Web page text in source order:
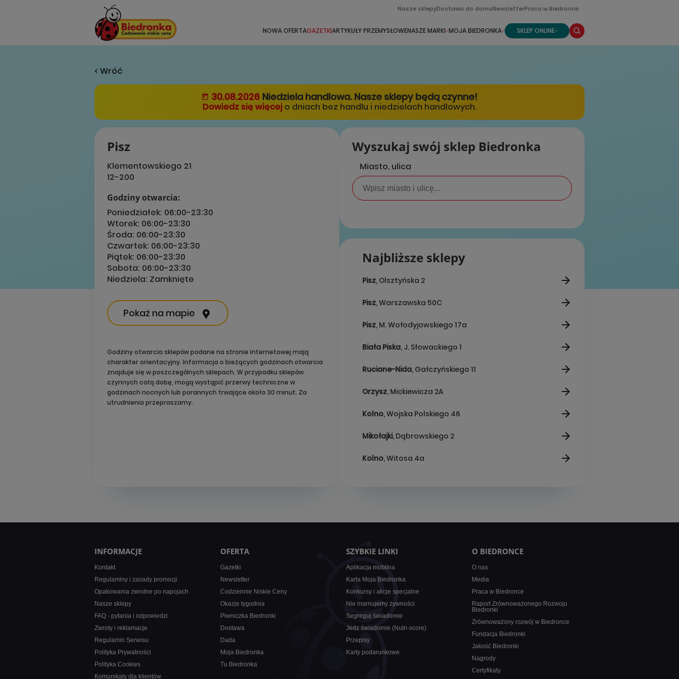
Nasze sklepyDostawa do domuNewsletterPraca w Biedronce
NOWA OFERTAGAZETKIARTYKUŁY PRZEMYSŁOWENASZE MARKI MOJA BIEDRONKA SKLEP ONLINE
< Wróć
30.08.2026 Niedziela handlowa. Nasze sklepy będą czynne!
Dowiedz się więcej o dniach bez handlu i niedzielach handlowych.
Pisz
Klementowskiego 21
12-200
Godziny otwarcia:
Poniedziałek: 06:00-23:30
Wtorek: 06:00-23:30
Środa: 06:00-23:30
Czwartek: 06:00-23:30
Piątek: 06:00-23:30
Sobota: 06:00-23:30
Niedziela: Zamknięte
Pokaż na mapie
Godziny otwarcia sklepów podane na stronie internetowej mają
charakter orientacyjny. Informacja o bieżących godzinach otwarcia
znajduje się w poszczególnych sklepach. W przypadku sklepów
czynnych całą dobę, mogą wystąpić przerwy techniczne w
godzinach nocnych lub porannych trwające około 30 minut. Za
utrudnienia przepraszamy.
Wyszukaj swój sklep Biedronka
Miasto, ulica
Najbliższe sklepy
Pisz, Olsztyńska 2
Pisz, Warszawska 50C
Pisz, M. Wołodyjowskiego 17a
Biała Piska, J. Słowackiego 1
Ruciane-Nida, Gałczyńskiego 11
Orzysz, Mickiewicza 2A
Kolno, Wojska Polskiego 46
Mikołajki, Dąbrowskiego 2
Kolno, Witosa 4a
INFORMACJE
Kontakt
Regulaminy i zasady promocji
Opakowania zwrotne po napojach
Nasze sklepy
FAQ - pytania i odpowiedzi
Zwroty i reklamacje
Regulamin Serwisu
Polityka Prywatności
Polityka Cookies
Komunikaty dla klientów
OFERTA
Gazetki
Newsletter
Codziennie Niskie Ceny
Okazje tygodnia
Piwniczka Biedronki
Dostawa
Dada
Moja Biedronka
Tu Biedronka
SZYBKIE LINKI
Aplikacja mobilna
Karta Moja Biedronka
Konkursy i akcje specjalne
Nie marnujemy żywności
Segreguj świadomie
Jedz świadomie (Nutri-score)
Przepisy
Karty podarunkowe
O BIEDRONCE
O nas
Media
Praca w Biedronce
Raport Zrównoważonego Rozwoju
Biedronki
Zrównoważony rozwój w Biedronce
Fundacja Biedronki
Jakość Biedronki
Nagrody
Certyfikaty